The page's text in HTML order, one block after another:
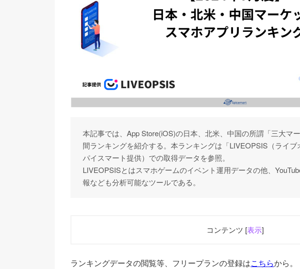
本記事では、App Store(iOS)の日本、北米、中国の所謂「三大マ
間ランキングを紹介する。本ランキングは「LIVEOPSIS（ライ
パイスマート提供）での取得データを参照。
LIVEOPSISとはスマホゲームのイベント運用データの他、
報なども分析可能なツールである。
コンテンツ [表示]
ランキングデータの閲覧等、フリープランの登録はこちらから。